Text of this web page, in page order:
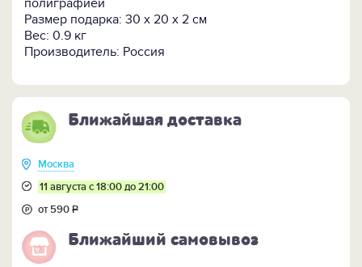
полиграфией
Размер подарка: 30 х 20 х 2 см
Вес: 0.9 кг
Производитель: Россия
Ближайшая доставка
Москва
11 августа с 18:00 до 21:00
от 590Р
Ближайший самовывоз